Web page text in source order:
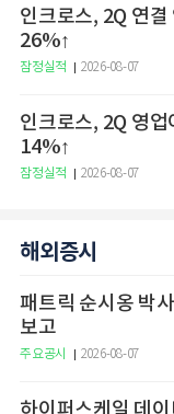
인크로스, 2Q 연결
26%↑
잠정실적 2026-08-07
인크로스, 2Q 영업
14%↑
잠정실적 2026-08-07
해외증시
패트릭 순시옹 박
보고
주요공시 2026-08-07